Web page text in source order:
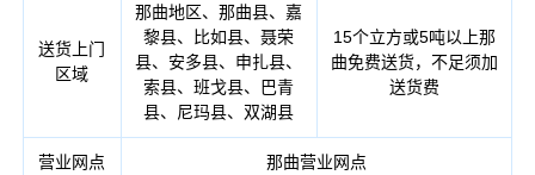
送货上门
区域
那曲地区、那曲县、嘉
黎县、比如县、聂荣
县、安多县、申扎县、
索县、班戈县、巴青
县、尼玛县、双湖县
15个立方或5吨以上那
曲免费送货，不足须加
送货费
营业网点 那曲营业网点